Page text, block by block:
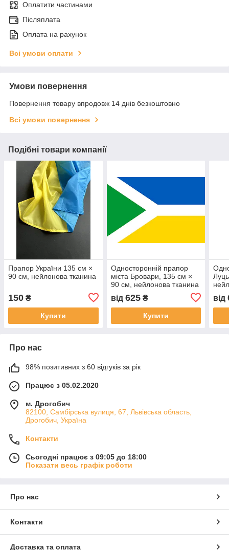
Оплатити частинами
Післяплата
Оплата на рахунок
Всі умови оплати
Умови повернення
Повернення товару впродовж 14 днів безкоштовно
Всі умови повернення
Подібні товари компанії
Прапор України 135 см ×
90 см, нейлонова тканина
150 ₴
Купити
Односторонній прапор
міста Бровари, 135 см ×
90 см, нейлонова тканина
від 625₴
Купити
від
Про нас
98% позитивних з 60 відгуків за рік
Працює з 05.02.2020
м. Дрогобич
82100, Самбірська вулиця, 67, Львівська область,
Дрогобич, Україна
Контакти
Сьогодні працює з 09:05 до 18:00
Показати весь графік роботи
Про нас
Контакти
Доставка та оплата